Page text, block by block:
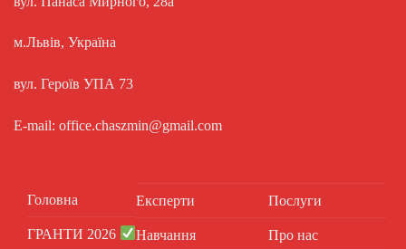
м.Львів, Україна
вул. Героїв УПА 73
E-mail: office.chaszmin@gmail.com
Головна
ГРАНТИ 2026
Експерти
Навчання
Послуги
Про нас